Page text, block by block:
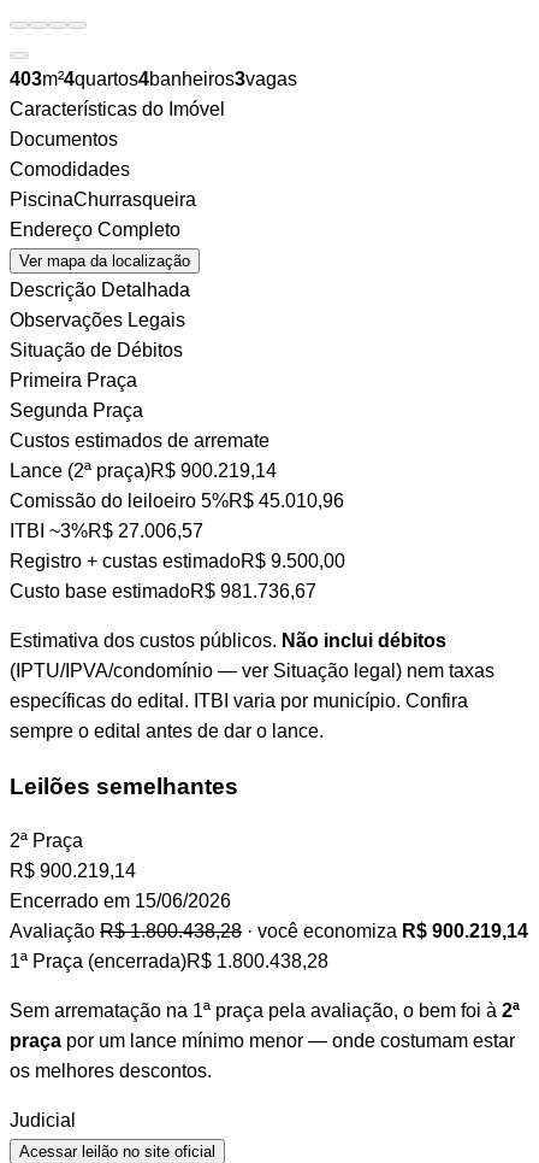
403m²4quartos4banheiros3vagas
Características do Imóvel
Documentos
Comodidades
PiscinaChurrasqueira
Endereço Completo
Ver mapa da localização
Descrição Detalhada
Observações Legais
Situação de Débitos
Primeira Praça
Segunda Praça
Custos estimados de arremate
Lance (2ª praça)R$ 900.219,14
Comissão do leiloeiro 5%R$ 45.010,96
ITBI ~3%R$ 27.006,57
Registro + custas estimadoR$ 9.500,00
Custo base estimadoR$ 981.736,67
Estimativa dos custos públicos. Não inclui débitos
(IPTU/IPVA/condomínio — ver Situação legal) nem taxas
específicas do edital. ITBI varia por município. Confira
sempre o edital antes de dar o lance.
Leilões semelhantes
2ª Praça
R$ 900.219,14
Encerrado em 15/06/2026
Avaliação R$ 1.800.438,28 · você economiza R$ 900.219,14
1ª Praça (encerrada)R$ 1.800.438,28
Sem arrematação na 1ª praça pela avaliação, o bem foi à 2ª
praça por um lance mínimo menor — onde costumam estar
os melhores descontos.
Judicial
Acessar leilão no site oficial